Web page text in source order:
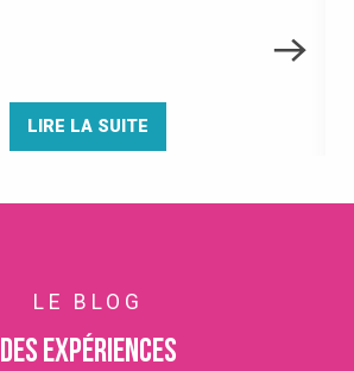
LIRE LA SUITE
LE BLOG
Des expériences